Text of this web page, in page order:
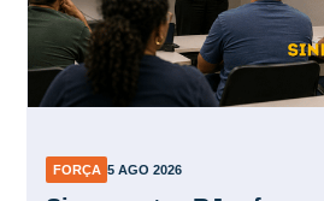
FORÇA 5 AGO 2026